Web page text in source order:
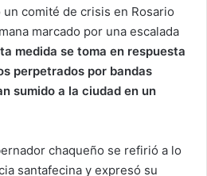
comité de crisis en Rosario
marcado por una escalada
medida se toma en respuesta
perpetrados por bandas
sumido a la ciudad en un
chaqueño se refirió a lo
santafecina y expresó su